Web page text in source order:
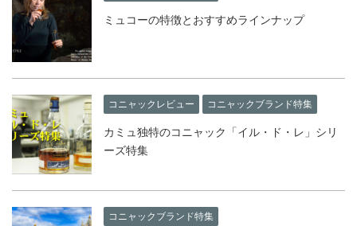
ミュコーの特徴とおすすめラインナップ
コニャックレビュー コニャックブランド特集
カミュ独特のコニャック「イル・ド・レ」シリ
ーズ特集
コニャックブランド特集